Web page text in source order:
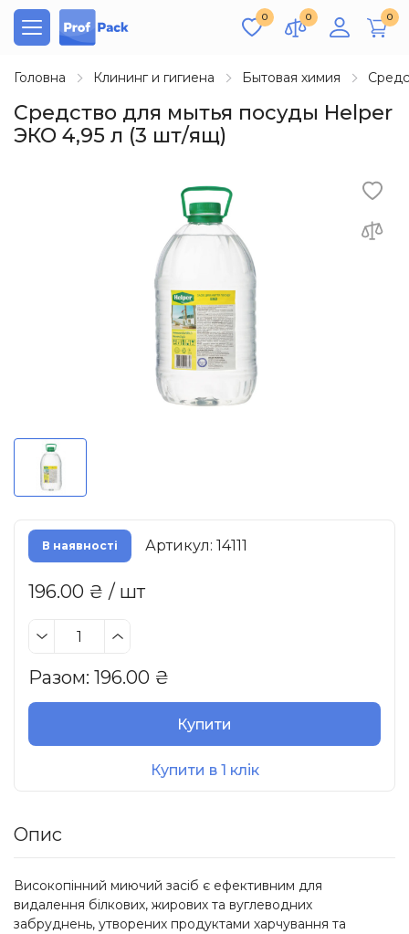
0 0 0
Головна Клининг и гигиена Бытовая химия
Средство для мытья посуды Helper
ЭКО 4,95 л (3 шт/ящ)
В наявності Артикул: 14111
196.00 ₴ / шт
Разом: 196.00 ₴
Купити
Купити в 1 клік
Опис
Високопінний миючий засіб є ефективним для
видалення білкових, жирових та вуглеводних
забруднень, утворених продуктами харчування та